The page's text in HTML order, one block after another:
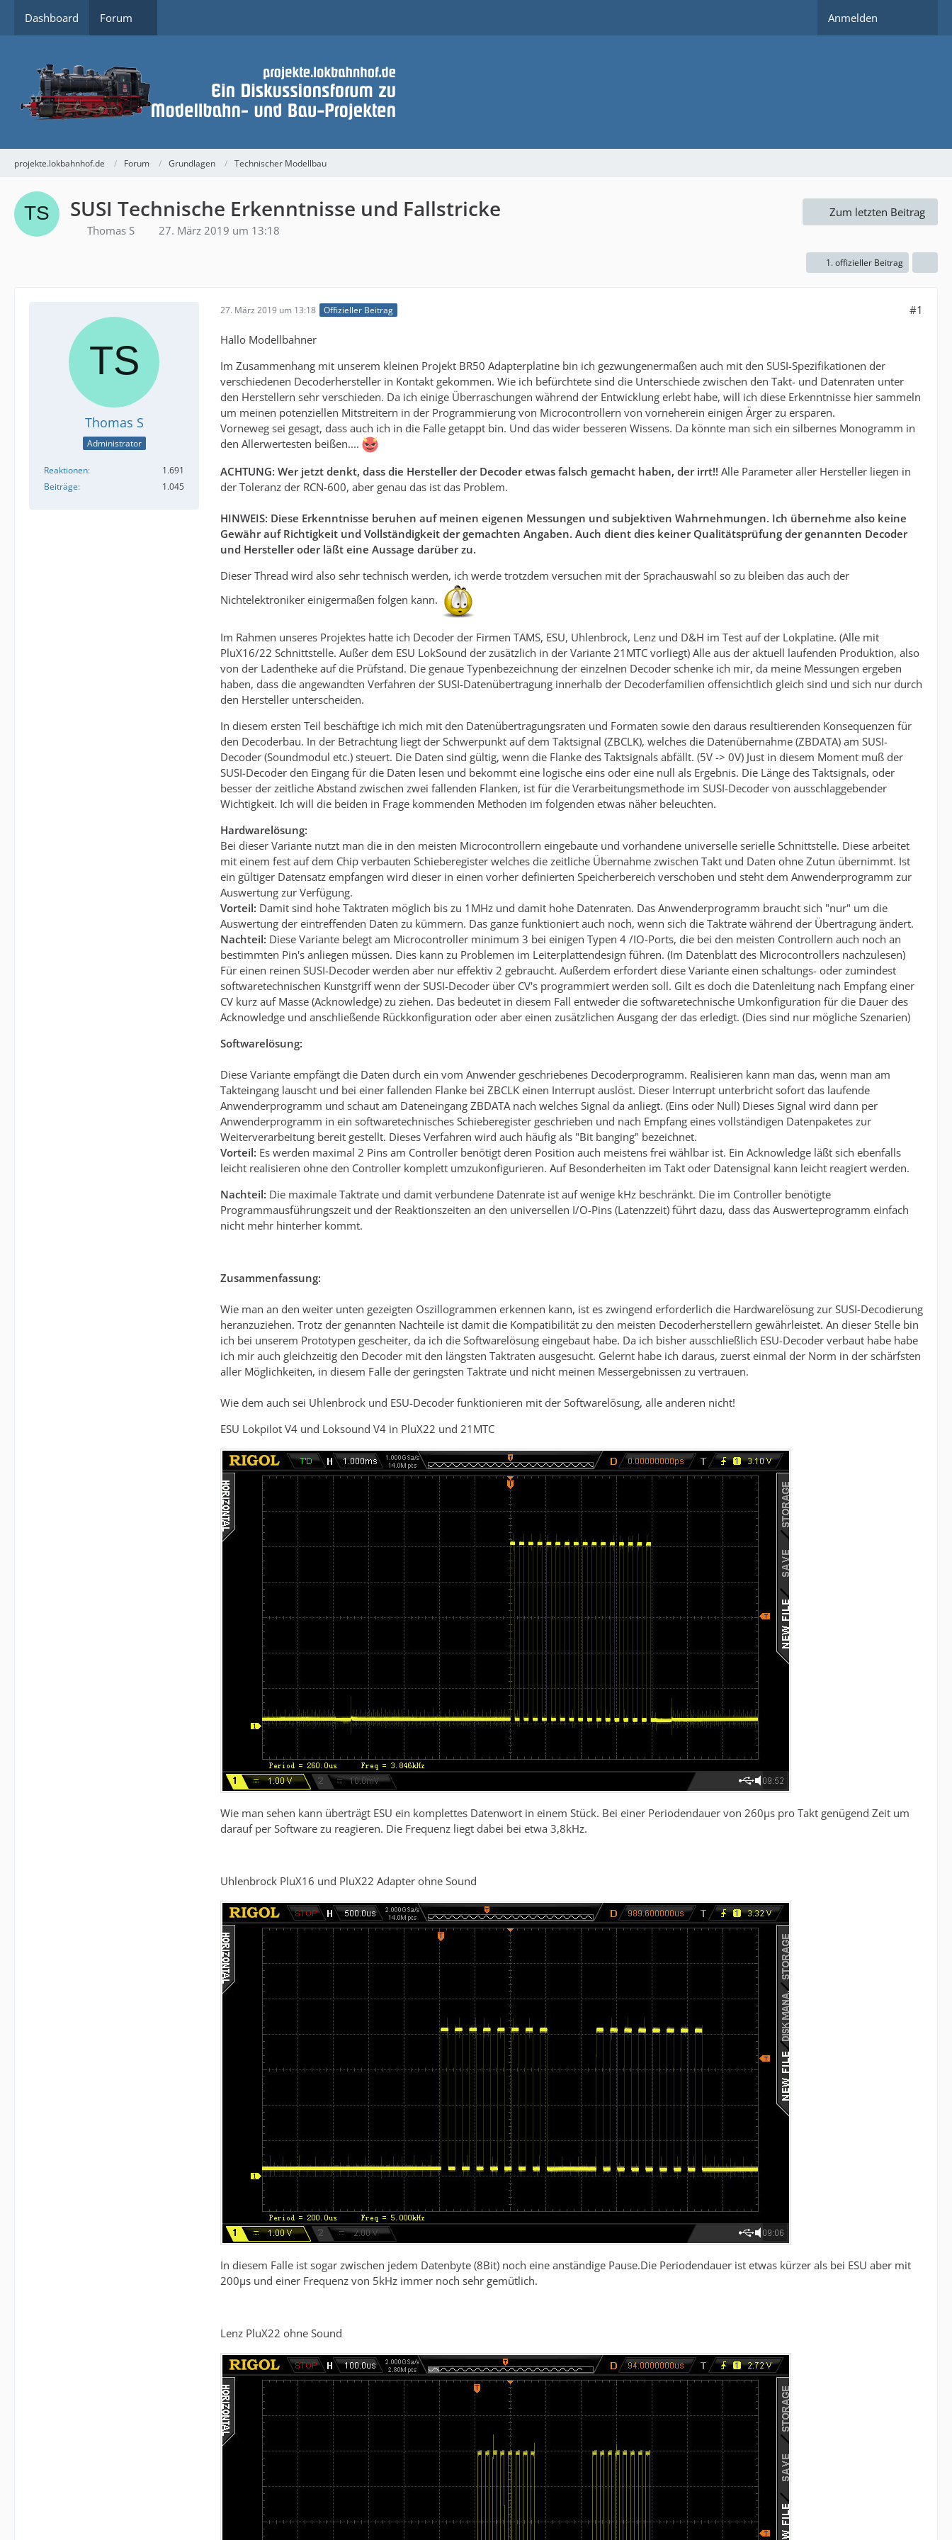
Dashboard Forum Anmelden
projekte.lokbahnhof.de Forum Grundlagen Technischer Modellbau
SUSI Technische Erkenntnisse und Fallstricke
Thomas S 27. März 2019 um 13:18
Zum letzten Beitrag
1. offizieller Beitrag
Thomas S
Administrator
Reaktionen
1.691
Beiträge
1.045
27. März 2019 um 13:18 Offizieller Beitrag #1
Hallo Modellbahner
Im Zusammenhang mit unserem kleinen Projekt BR50 Adapterplatine bin ich gezwungenermaßen auch mit den SUSI-Spezifikationen der
verschiedenen Decoderhersteller in Kontakt gekommen. Wie ich befürchtete sind die Unterschiede zwischen den Takt- und Datenraten unter
den Herstellern sehr verschieden. Da ich einige Überraschungen während der Entwicklung erlebt habe, will ich diese Erkenntnisse hier sammeln
um meinen potenziellen Mitstreitern in der Programmierung von Microcontrollern von vorneherein einigen Ärger zu ersparen.
Vorneweg sei gesagt, dass auch ich in die Falle getappt bin. Und das wider besseren Wissens. Da könnte man sich ein silbernes Monogramm in
den Allerwertesten beißen....
ACHTUNG: Wer jetzt denkt, dass die Hersteller der Decoder etwas falsch gemacht haben, der irrt!! Alle Parameter aller Hersteller liegen in
der Toleranz der RCN-600, aber genau das ist das Problem.
HINWEIS: Diese Erkenntnisse beruhen auf meinen eigenen Messungen und subjektiven Wahrnehmungen. Ich übernehme also keine
Gewähr auf Richtigkeit und Vollständigkeit der gemachten Angaben. Auch dient dies keiner Qualitätsprüfung der genannten Decoder
und Hersteller oder läßt eine Aussage darüber zu.
Dieser Thread wird also sehr technisch werden, ich werde trotzdem versuchen mit der Sprachauswahl so zu bleiben das auch der
Nichtelektroniker einigermaßen folgen kann.
Im Rahmen unseres Projektes hatte ich Decoder der Firmen TAMS, ESU, Uhlenbrock, Lenz und D&H im Test auf der Lokplatine. (Alle mit
PluX16/22 Schnittstelle. Außer dem ESU LokSound der zusätzlich in der Variante 21MTC vorliegt) Alle aus der aktuell laufenden Produktion, also
von der Ladentheke auf die Prüfstand. Die genaue Typenbezeichnung der einzelnen Decoder schenke ich mir, da meine Messungen ergeben
haben, dass die angewandten Verfahren der SUSI-Datenübertragung innerhalb der Decoderfamilien offensichtlich gleich sind und sich nur durch
den Hersteller unterscheiden.
In diesem ersten Teil beschäftige ich mich mit den Datenübertragungsraten und Formaten sowie den daraus resultierenden Konsequenzen für
den Decoderbau. In der Betrachtung liegt der Schwerpunkt auf dem Taktsignal (ZBCLK), welches die Datenübernahme (ZBDATA) am SUSI-
Decoder (Soundmodul etc.) steuert. Die Daten sind gültig, wenn die Flanke des Taktsignals abfällt. (5V -> 0V) Just in diesem Moment muß der
SUSI-Decoder den Eingang für die Daten lesen und bekommt eine logische eins oder eine null als Ergebnis. Die Länge des Taktsignals, oder
besser der zeitliche Abstand zwischen zwei fallenden Flanken, ist für die Verarbeitungsmethode im SUSI-Decoder von ausschlaggebender
Wichtigkeit. Ich will die beiden in Frage kommenden Methoden im folgenden etwas näher beleuchten.
Hardwarelösung:
Bei dieser Variante nutzt man die in den meisten Microcontrollern eingebaute und vorhandene universelle serielle Schnittstelle. Diese arbeitet
mit einem fest auf dem Chip verbauten Schieberegister welches die zeitliche Übernahme zwischen Takt und Daten ohne Zutun übernimmt. Ist
ein gültiger Datensatz empfangen wird dieser in einen vorher definierten Speicherbereich verschoben und steht dem Anwenderprogramm zur
Auswertung zur Verfügung.
Vorteil: Damit sind hohe Taktraten möglich bis zu 1MHz und damit hohe Datenraten. Das Anwenderprogramm braucht sich "nur" um die
Auswertung der eintreffenden Daten zu kümmern. Das ganze funktioniert auch noch, wenn sich die Taktrate während der Übertragung ändert.
Nachteil: Diese Variante belegt am Microcontroller minimum 3 bei einigen Typen 4 /IO-Ports, die bei den meisten Controllern auch noch an
bestimmten Pin's anliegen müssen. Dies kann zu Problemen im Leiterplattendesign führen. (Im Datenblatt des Microcontrollers nachzulesen)
Für einen reinen SUSI-Decoder werden aber nur effektiv 2 gebraucht. Außerdem erfordert diese Variante einen schaltungs- oder zumindest
softwaretechnischen Kunstgriff wenn der SUSI-Decoder über CV's programmiert werden soll. Gilt es doch die Datenleitung nach Empfang einer
CV kurz auf Masse (Acknowledge) zu ziehen. Das bedeutet in diesem Fall entweder die softwaretechnische Umkonfiguration für die Dauer des
Acknowledge und anschließende Rückkonfiguration oder aber einen zusätzlichen Ausgang der das erledigt. (Dies sind nur mögliche Szenarien)
Softwarelösung:
Diese Variante empfängt die Daten durch ein vom Anwender geschriebenes Decoderprogramm. Realisieren kann man das, wenn man am
Takteingang lauscht und bei einer fallenden Flanke bei ZBCLK einen Interrupt auslöst. Dieser Interrupt unterbricht sofort das laufende
Anwenderprogramm und schaut am Dateneingang ZBDATA nach welches Signal da anliegt. (Eins oder Null) Dieses Signal wird dann per
Anwenderprogramm in ein softwaretechnisches Schieberegister geschrieben und nach Empfang eines vollständigen Datenpaketes zur
Weiterverarbeitung bereit gestellt. Dieses Verfahren wird auch häufig als "Bit banging" bezeichnet.
Vorteil: Es werden maximal 2 Pins am Controller benötigt deren Position auch meistens frei wählbar ist. Ein Acknowledge läßt sich ebenfalls
leicht realisieren ohne den Controller komplett umzukonfigurieren. Auf Besonderheiten im Takt oder Datensignal kann leicht reagiert werden.
Nachteil: Die maximale Taktrate und damit verbundene Datenrate ist auf wenige kHz beschränkt. Die im Controller benötigte
Programmausführungszeit und der Reaktionszeiten an den universellen I/O-Pins (Latenzzeit) führt dazu, dass das Auswerteprogramm einfach
nicht mehr hinterher kommt.
Zusammenfassung:
Wie man an den weiter unten gezeigten Oszillogrammen erkennen kann, ist es zwingend erforderlich die Hardwarelösung zur SUSI-Decodierung
heranzuziehen. Trotz der genannten Nachteile ist damit die Kompatibilität zu den meisten Decoderherstellern gewährleistet. An dieser Stelle bin
ich bei unserem Prototypen gescheiter, da ich die Softwarelösung eingebaut habe. Da ich bisher ausschließlich ESU-Decoder verbaut habe habe
ich mir auch gleichzeitig den Decoder mit den längsten Taktraten ausgesucht. Gelernt habe ich daraus, zuerst einmal der Norm in der schärfsten
aller Möglichkeiten, in diesem Falle der geringsten Taktrate und nicht meinen Messergebnissen zu vertrauen.
Wie dem auch sei Uhlenbrock und ESU-Decoder funktionieren mit der Softwarelösung, alle anderen nicht!
ESU Lokpilot V4 und Loksound V4 in PluX22 und 21MTC
Wie man sehen kann überträgt ESU ein komplettes Datenwort in einem Stück. Bei einer Periodendauer von 260µs pro Takt genügend Zeit um
darauf per Software zu reagieren. Die Frequenz liegt dabei bei etwa 3,8kHz.
Uhlenbrock PluX16 und PluX22 Adapter ohne Sound
In diesem Falle ist sogar zwischen jedem Datenbyte (8Bit) noch eine anständige Pause.Die Periodendauer ist etwas kürzer als bei ESU aber mit
200µs und einer Frequenz von 5kHz immer noch sehr gemütlich.
Lenz PluX22 ohne Sound